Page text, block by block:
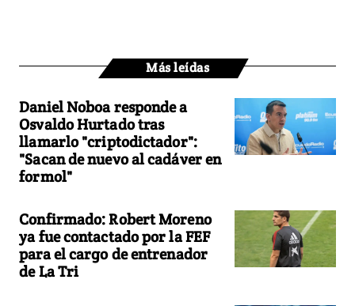
Más leídas
Daniel Noboa responde a
Osvaldo Hurtado tras
llamarlo "criptodictador":
"Sacan de nuevo al cadáver en
formol"
Confirmado: Robert Moreno
ya fue contactado por la FEF
para el cargo de entrenador
de La Tri